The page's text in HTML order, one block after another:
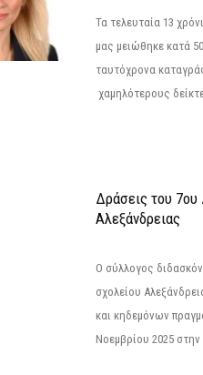
Τα τελευταία 13
μας μειώθηκε κατά
ταυτόχρονα
χαμηλότερους
Δράσεις του 7ου
Αλεξάνδρειας
Ο σύλλογος
σχολείου
και κηδεμόνων
Νοεμβρίου 2025